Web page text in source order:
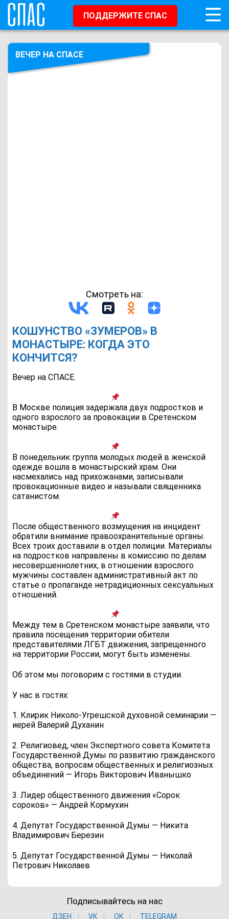
ПОДДЕРЖИТЕ СПАС
ВЕЧЕР НА СПАСЕ
Смотреть на:
КОШУНСТВО «ЗУМЕРОВ» В
МОНАСТЫРЕ: КОГДА ЭТО
КОНЧИТСЯ?
Вечер на СПАСЕ.
В Москве полиция задержала двух подростков и
одного взрослого за провокации в Сретенском
монастыре.
В понедельник группа молодых людей в женской
одежде вошла в монастырский храм. Они
насмехались над прихожанами, записывали
провокационные видео и называли священника
сатанистом.
После общественного возмущения на инцидент
обратили внимание правоохранительные органы.
Всех троих доставили в отдел полиции. Материалы
на подростков направлены в комиссию по делам
несовершеннолетних, в отношении взрослого
мужчины составлен административный акт по
статье о пропаганде нетрадиционных сексуальных
отношений.
Между тем в Сретенском монастыре заявили, что
правила посещения территории обители
представителями ЛГБТ движения, запрещенного
на территории России, могут быть изменены.
Об этом мы поговорим с гостями в студии.
У нас в гостях:
1. Клирик Николо-Угрешской духовной семинарии —
иерей Валерий Духанин
2. Религиовед, член Экспертного совета Комитета
Государственной Думы по развитию гражданского
общества, вопросам общественных и религиозных
объединений — Игорь Викторович Иванышко
3. Лидер общественного движения «Сорок
сороков» — Андрей Кормухин
4. Депутат Государственной Думы — Никита
Владимирович Березин
5. Депутат Государственной Думы — Николай
Петрович Николаев
Подписывайтесь на нас
ДЗЕН VK ОK TELEGRAM